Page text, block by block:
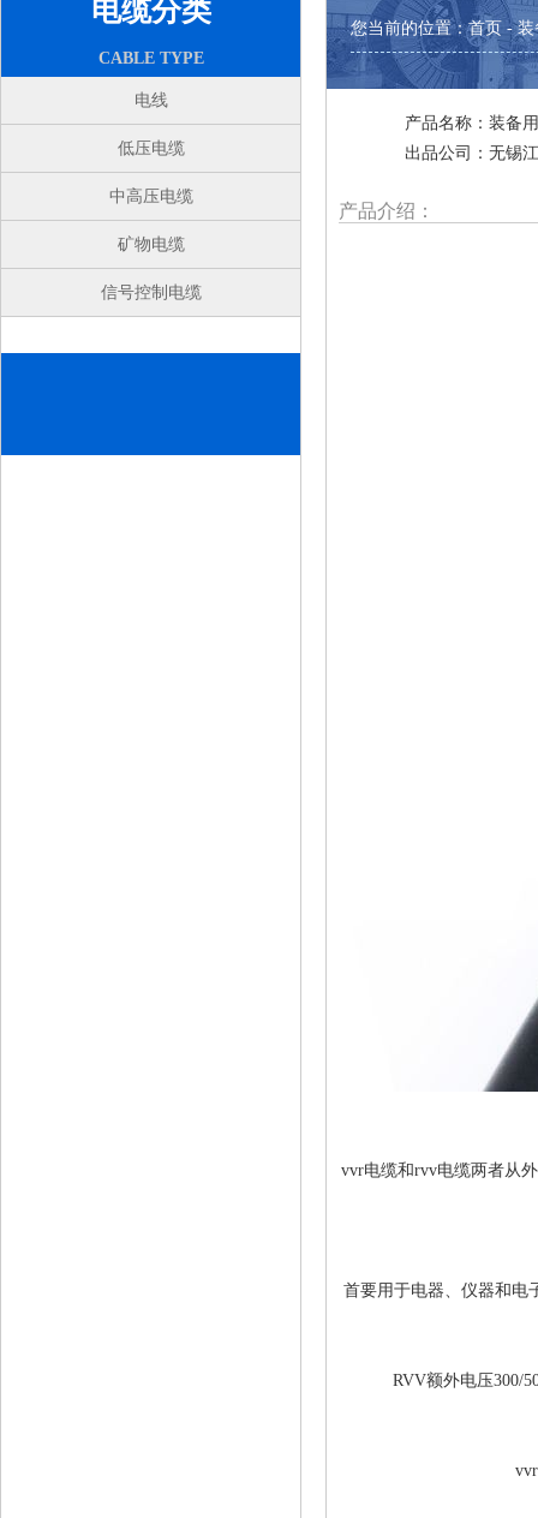
电缆分类
CABLE TYPE
电线
低压电缆
中高压电缆
矿物电缆
信号控制电缆
您当前的位置：首页 - 装
产品名称：装备
出品公司：无锡
产品介绍：
vvr电缆和rvv电缆两者从
首要用于电器、仪器和电
RVV额外电压300/